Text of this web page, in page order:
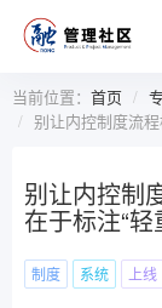
当前位置： 首页
别让内控制度流程
别让内控制
在于标注“轻
制度 系统 上线